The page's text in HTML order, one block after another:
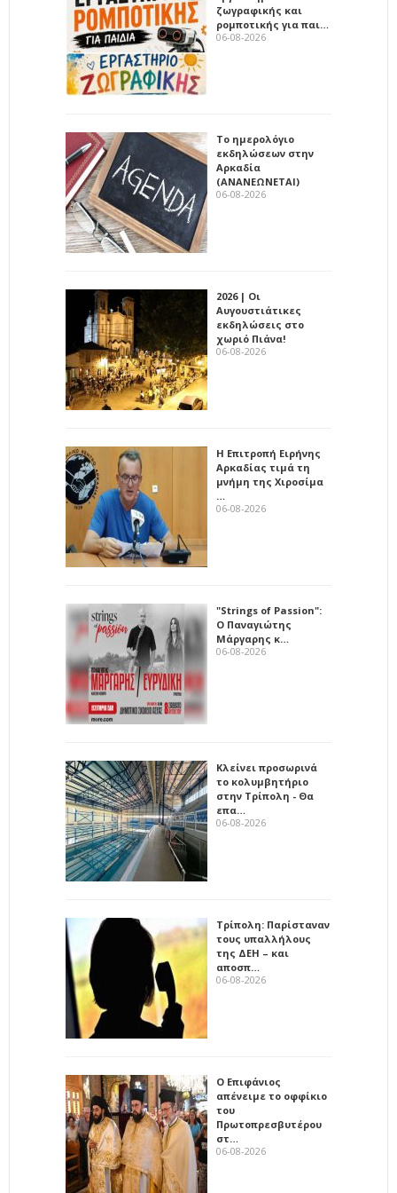
ζωγραφικής και
ρομποτικής για παι…
06-08-2026
Το ημερολόγιο
εκδηλώσεων στην
Αρκαδία
(ΑΝΑΝΕΩΝΕΤΑΙ)
06-08-2026
2026 | Οι
Αυγουστιάτικες
εκδηλώσεις στο
χωριό Πιάνα!
06-08-2026
Η Επιτροπή Ειρήνης
Αρκαδίας τιμά τη
μνήμη της Χιροσίμα
…
06-08-2026
"Strings of Passion":
Ο Παναγιώτης
Μάργαρης κ…
06-08-2026
Κλείνει προσωρινά
το κολυμβητήριο
στην Τρίπολη - Θα
επα…
06-08-2026
Τρίπολη: Παρίσταναν
τους υπαλλήλους
της ΔΕΗ – και
αποσπ…
06-08-2026
Ο Επιφάνιος
απένειμε το οφφίκιο
του
Πρωτοπρεσβυτέρου
στ…
06-08-2026